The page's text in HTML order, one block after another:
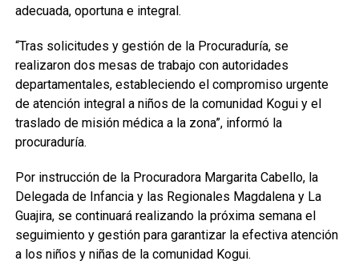
adecuada, oportuna e integral.
“Tras solicitudes y gestión de la Procuraduría, se
realizaron dos mesas de trabajo con autoridades
departamentales, estableciendo el compromiso urgente
de atención integral a niños de la comunidad Kogui y el
traslado de misión médica a la zona”, informó la
procuraduría.
Por instrucción de la Procuradora Margarita Cabello, la
Delegada de Infancia y las Regionales Magdalena y La
Guajira, se continuará realizando la próxima semana el
seguimiento y gestión para garantizar la efectiva atención
a los niños y niñas de la comunidad Kogui.